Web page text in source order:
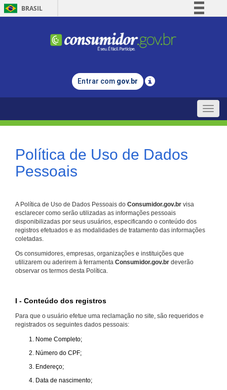
BRASIL
Comunica BR
Legislação
Entrar com gov.br
Toggle
Política de Uso de Dados
Pessoais
A Política de Uso de Dados Pessoais do Consumidor.gov.br visa
esclarecer como serão utilizadas as informações pessoais
disponibilizadas por seus usuários, especificando o conteúdo dos
registros efetuados e as modalidades de tratamento das informações
coletadas.
Os consumidores, empresas, organizações e instituições que
utilizarem ou aderirem à ferramenta Consumidor.gov.br deverão
observar os termos desta Política.
I - Conteúdo dos registros
Para que o usuário efetue uma reclamação no site, são requeridos e
registrados os seguintes dados pessoais:
Nome Completo;
Número do CPF;
Endereço;
Data de nascimento;